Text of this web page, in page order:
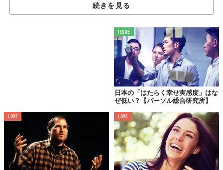
「ヤッピー」世代は、1970年代後半から90年代半ばにかけて生ま
続きを見る
ISSUE
日本の「はたらく幸せ実感度」はな
ぜ低い？【パーソル総合研究所】
LOVE LOVE